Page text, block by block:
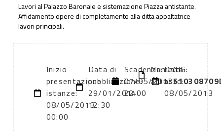
Lavori al Palazzo Baronale e sistemazione Piazza antistante.
Affidamento opere di completamento alla ditta appaltatrice
lavori principali.
Inizio
presentazione
istanze:
08/05/2013
00:00
Data di
pubblicazione:
29/01/2014
12:30
Scadenza:
07/05/2013
22:00
Numero
atto:
Data
atto:
08/05/2013
CIG: